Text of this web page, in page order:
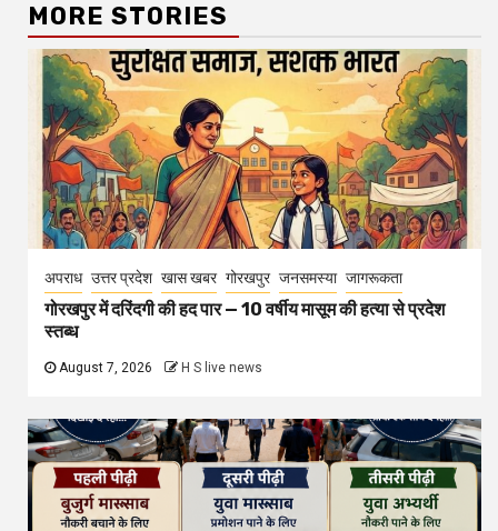
MORE STORIES
अपराध उत्तर प्रदेश खास खबर गोरखपुर जनसमस्या जागरूकता
गोरखपुर में दरिंदगी की हद पार — 10 वर्षीय मासूम की हत्या से प्रदेश
स्तब्ध
August 7, 2026 H S live news